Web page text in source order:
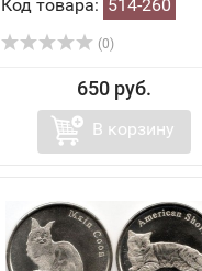
Код товара: 514-260
(0)
650 руб.
В корзину